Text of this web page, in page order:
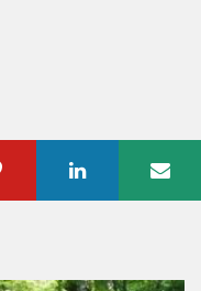
Pinterest Linkedin